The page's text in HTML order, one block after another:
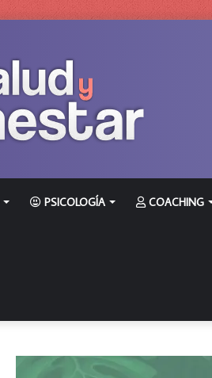
PSICOLOGÍA COACHING